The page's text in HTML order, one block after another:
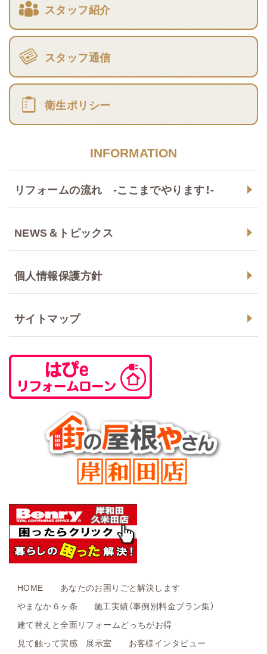
スタッフ紹介
スタッフ通信
衛生ポリシー
INFORMATION
リフォームの流れ -ここまでやります！-
NEWS＆トピックス
個人情報保護方針
サイトマップ
HOME
あなたのお困りごと解決します
やまなか６ヶ条
施工実績（事例別料金プラン集）
建て替えと全面リフォームどっちがお得
見て触って実感 展示室
お客様インタビュー